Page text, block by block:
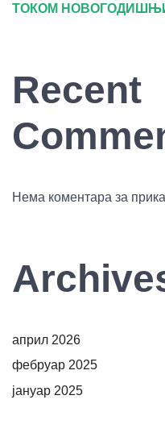
ТОКОМ
Recent
Нема коментара за
април 2026
фебруар 2025
јануар 2025